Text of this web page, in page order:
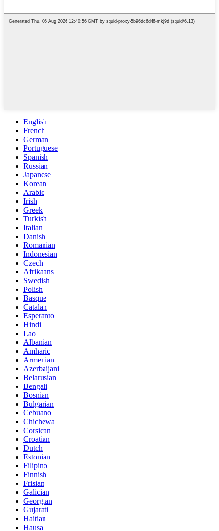
English
French
German
Portuguese
Spanish
Russian
Japanese
Korean
Arabic
Irish
Greek
Turkish
Italian
Danish
Romanian
Indonesian
Czech
Afrikaans
Swedish
Polish
Basque
Catalan
Esperanto
Hindi
Lao
Albanian
Amharic
Armenian
Azerbaijani
Belarusian
Bengali
Bosnian
Bulgarian
Cebuano
Chichewa
Corsican
Croatian
Dutch
Estonian
Filipino
Finnish
Frisian
Galician
Georgian
Gujarati
Haitian
Hausa